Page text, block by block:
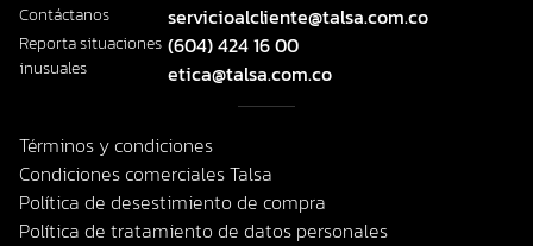
Contáctanos servicioalcliente@talsa.com.co
Reporta situaciones
inusuales
(604) 424 16 00
etica@talsa.com.co
Términos y condiciones
Condiciones comerciales Talsa
Política de desestimiento de compra
Política de tratamiento de datos personales